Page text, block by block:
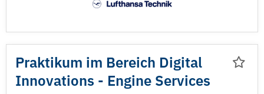
Praktikum im Bereich Digital
Innovations - Engine Services